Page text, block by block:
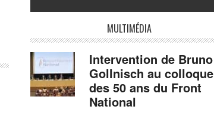
MULTIMÉDIA
Intervention de Bruno
Gollnisch au colloque
des 50 ans du Front
National